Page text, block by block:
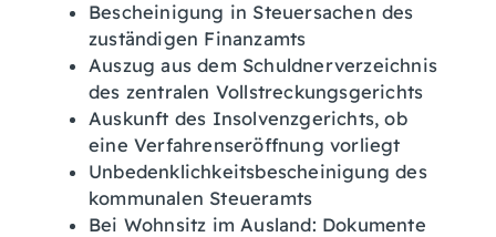
Bescheinigung in Steuersachen des
zuständigen Finanzamts
Auszug aus dem Schuldnerverzeichnis
des zentralen Vollstreckungsgerichts
Auskunft des Insolvenzgerichts, ob
eine Verfahrenseröffnung vorliegt
Unbedenklichkeitsbescheinigung des
kommunalen Steueramts
Bei Wohnsitz im Ausland: Dokumente